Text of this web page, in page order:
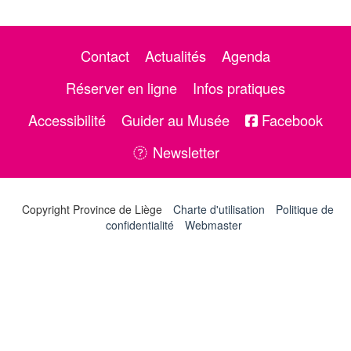
Contact Actualités
Agenda
Réserver en ligne
Infos pratiques
Accessibilité
Guider au Musée
Facebook
Newsletter
Copyright Province de Liège Charte d'utilisation
Politique de
confidentialité
Webmaster